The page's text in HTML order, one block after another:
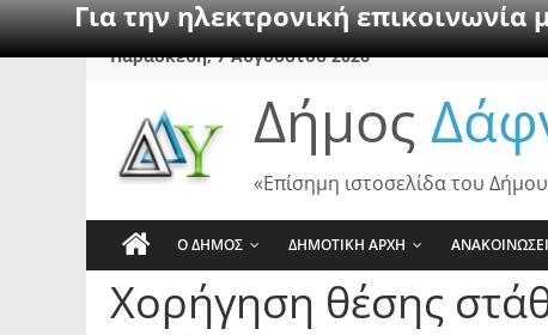
Για την ηλεκτρονική
SkipΠαρασκευή, 7 Αυγούστου 2026
Δήμος
«Επίσημη ιστοσελίδα του
Ο ΔΗΜΟΣ ΔΗΜΟΤΙΚΗ ΑΡΧΗ
Χορήγηση θέσης